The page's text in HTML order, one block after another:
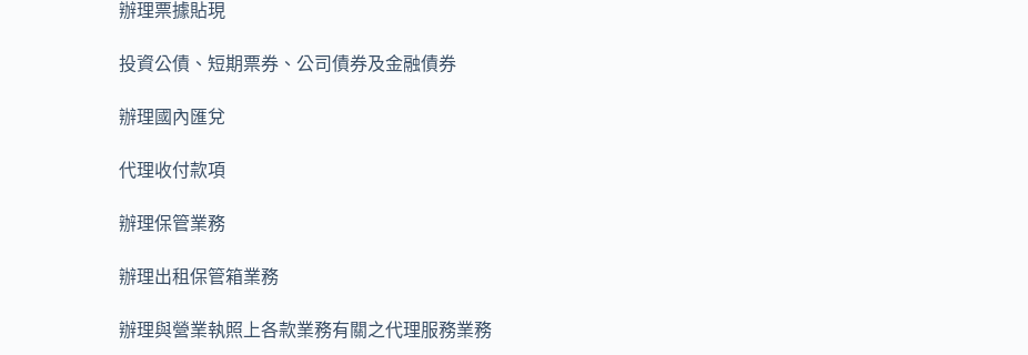
辦理票據貼現
投資公債、短期票券、公司債券及金融債券
辦理國內匯兌
代理收付款項
辦理保管業務
辦理出租保管箱業務
辦理與營業執照上各款業務有關之代理服務業務